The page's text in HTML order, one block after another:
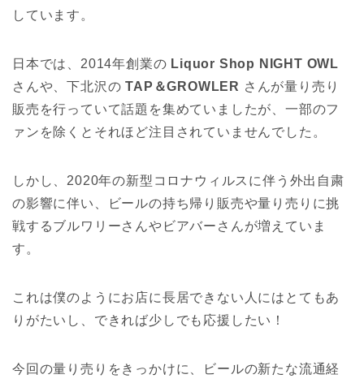
しています。
日本では、2014年創業の Liquor Shop NIGHT OWL
さんや、下北沢の TAP＆GROWLER さんが量り売り
販売を行っていて話題を集めていましたが、一部のフ
ァンを除くとそれほど注目されていませんでした。
しかし、2020年の新型コロナウィルスに伴う外出自粛
の影響に伴い、ビールの持ち帰り販売や量り売りに挑
戦するブルワリーさんやビアバーさんが増えていま
す。
これは僕のようにお店に長居できない人にはとてもあ
りがたいし、できれば少しでも応援したい！
今回の量り売りをきっかけに、ビールの新たな流通経